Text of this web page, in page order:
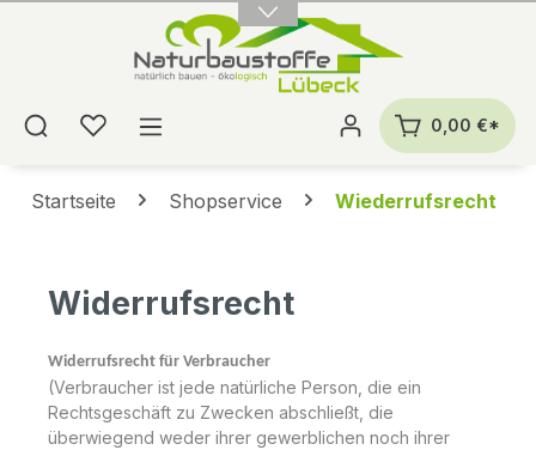
0,00 €*
Startseite Shopservice Wiederrufsrecht
Widerrufsrecht
Widerrufsrecht für Verbraucher
(Verbraucher ist jede natürliche Person, die ein
Rechtsgeschäft zu Zwecken abschließt, die
überwiegend weder ihrer gewerblichen noch ihrer